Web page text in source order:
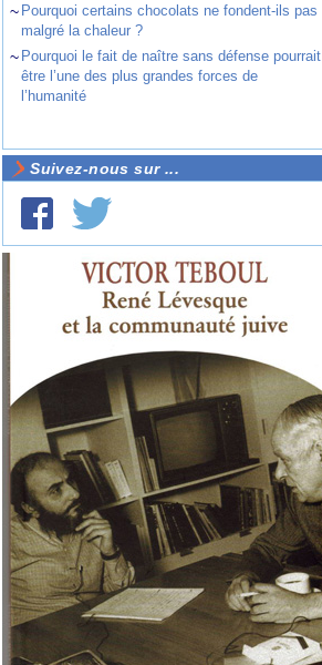
~ Pourquoi certains chocolats ne fondent-ils pas
malgré la chaleur ?
~ Pourquoi le fait de naître sans défense pourrait
être l’une des plus grandes forces de
l’humanité
Suivez-nous sur ...